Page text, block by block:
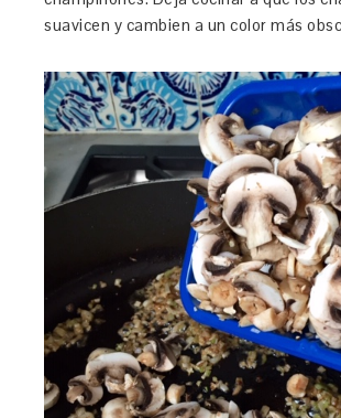
suavicen y cambien a un color más